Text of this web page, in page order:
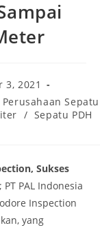
3, 2021
Perusahaan Sepatu
/ Sepatu PDH
Sukses
; PT PAL Indonesia
Inspection
yang